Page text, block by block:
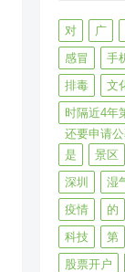
对 广
感冒
手
排毒
文
时隔近4年
还要申请
是
景区
深圳
湿
疫情
的
科技
第
股票开户